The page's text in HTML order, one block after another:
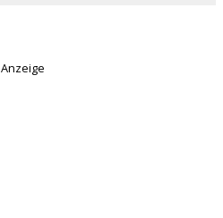
Anzeige